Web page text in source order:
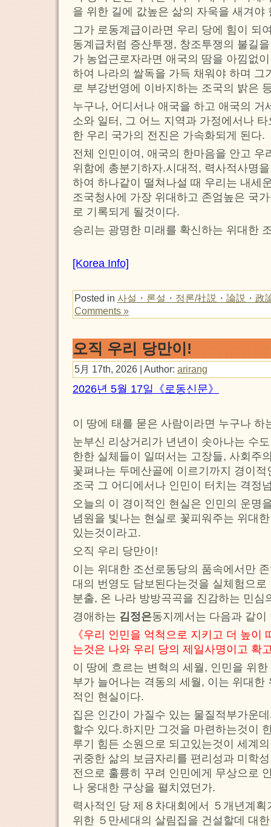
을 위한 길에 값높은 삶의 자욱을 새겨야
그가 로동계급이라면 우리 당에 힘이 되
동계급처럼 증산투쟁, 창조투쟁의 불길
가 농업근로자라면 애국의 땀을 아낌없
하여 나라의 쌀독을 가득 채워야 하며 그
로 부강번영에 이바지하는 조국의 밝은
누구나, 어디서나 애국을 하고 애국의 거
소와 일터, 그 어느 지역과 가정에서나
한 우리 국가의 전진은 가속화되게 된다.
전체 인민이여, 애국의 한마음을 안고 우
위함에 총분기하자.시대적, 력사적사명
하여 하나같이 떨쳐나설 때 우리는 내세
조국청사에 가장 위대하고 존엄높은 국
로 기록되게 될것이다.
승리는 광명한 미래를 확신하는 위대한
[Korea Info]
Posted in 사설・론설・정론/社説・論説・政
Comments »
오직 우리 당만이!
5月 17th, 2026 | Author: arirang
2026년 5월 17일《로동신문》
이 땅에 태를 묻은 사람이라면 누구나 하
눈부신 리상거리가 년년이 솟아나는 수
한한 실체들이 일떠서는 고장들, 사회주
꽃펴나는 두메산골에 이르기까지 경이
조국 그 어디에서나 인민이 터치는 격정
오늘의 이 경이적인 현실은 인민의 운명
념원을 빛나는 현실로 꽃피워주는 위대
있는것이라고.
오직 우리 당만이!
이는 위대한 조선로동당의 품속에서만
대의 번영도 담보된다는것을 실체험으
분출, 온 나라 방방곡곡을 진감하는 민심
경애하는 김정은동지께서는 다음과 같이
《우리 인민을 억척으로 지키고 더 높이
는것은 나와 우리 당의 제일사명이고 확
이 땅에 흐르는 변혁의 세월, 인민을 위
부가 늘어나는 격동의 세월, 이는 위대한
적인 현실이다.
집은 인간이 가질수 있는 물질적부가운
할수 있다.하지만 그것을 마련하는것이
루기 힘든 소원으로 되고있는것이 세계
귀중한 삶의 보금자리를 편리성과 미학
전으로 훌륭히 꾸려 인민에게 무상으로
나 웅대한 구상을 펼치였던가.
력사적인 당 제８차대회에서 ５개년계
위한 ５만세대의 살림집을 건설할데 대